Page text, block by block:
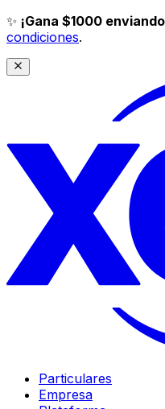
✨ ¡Gana $1000
condiciones.
Particulares
Empresa